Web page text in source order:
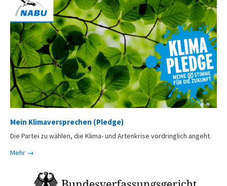
Mein Klimaversprechen (Pledge)
Die Partei zu wählen, die Klima- und Artenkrise vordringlich angeht.
Mehr →